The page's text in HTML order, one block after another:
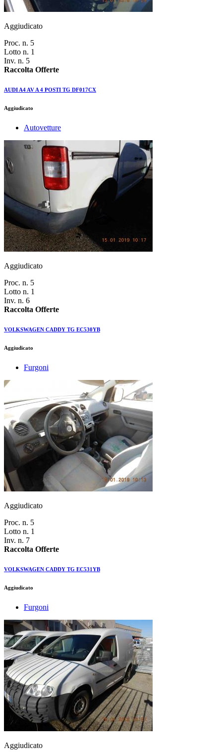
Aggiudicato
Proc. n. 5
Lotto n. 1
Inv. n. 5
Raccolta Offerte
AUDI A4 AV A 4 POSTI TG DF017CX
Aggiudicato
Autovetture
Aggiudicato
Proc. n. 5
Lotto n. 1
Inv. n. 6
Raccolta Offerte
VOLKSWAGEN CADDY TG EC530YB
Aggiudicato
Furgoni
Aggiudicato
Proc. n. 5
Lotto n. 1
Inv. n. 7
Raccolta Offerte
VOLKSWAGEN CADDY TG EC531YB
Aggiudicato
Furgoni
Aggiudicato